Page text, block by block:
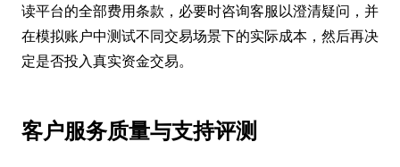
读平台的全部费用条款，必要时咨询客服以澄清疑问，并
在模拟账户中测试不同交易场景下的实际成本，然后再决
定是否投入真实资金交易。
客户服务质量与支持评测